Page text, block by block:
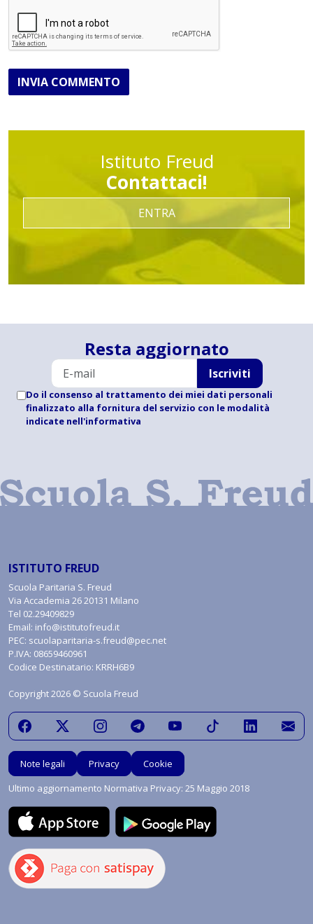
INVIA COMMENTO
Istituto Freud
Contattaci!
ENTRA
Resta aggiornato
Iscriviti
Do il consenso al trattamento dei miei dati personali
finalizzato alla fornitura del servizio con le modalità
indicate nell'informativa
ISTITUTO FREUD
Scuola Paritaria S. Freud
Via Accademia 26 20131 Milano
Tel 02.29409829
Email: info@istitutofreud.it
PEC: scuolaparitaria-s.freud@pec.net
P.IVA: 08659460961
Codice Destinatario: KRRH6B9
Copyright 2026 © Scuola Freud
Note legali Privacy
Cookie
Ultimo aggiornamento Normativa Privacy: 25 Maggio 2018